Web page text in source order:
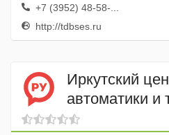
+7 (3952) 48-58-...
http://tdbses.ru
Иркутский
автоматики и